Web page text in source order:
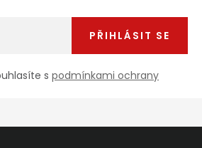
s podmínkami ochrany
PŘIHLÁSIT SE